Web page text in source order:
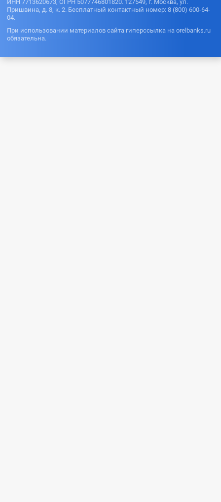
ИНН 7713620673, ОГРН 5077746801820. 127549, г. Москва, ул.
Пришвина, д. 8, к. 2. Бесплатный контактный номер: 8 (800) 600-64-
04.
При использовании материалов сайта гиперссылка на orelbanks.ru
обязательна.